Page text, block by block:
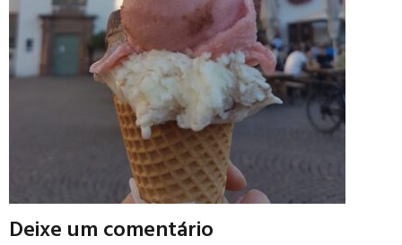
Deixe um comentário